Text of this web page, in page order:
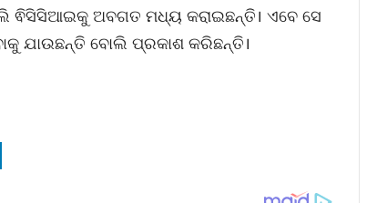
ଵିସିସିଆଇକୁ ଅବଗତ ମଧ୍ୟ କରାଇଛନ୍ତି। ଏବେ ସେ
ଯାଉଛନ୍ତି ବୋଲି ପ୍ରକାଶ କରିଛନ୍ତି।